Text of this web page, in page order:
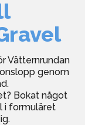
Vätternrundan
genom
Bokat något
i formuläret